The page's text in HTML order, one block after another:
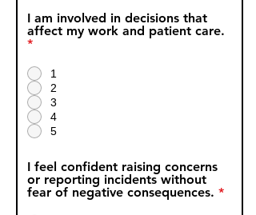
I am involved in decisions that
affect my work and patient care.
*
1
2
3
4
5
I feel confident raising concerns
or reporting incidents without
fear of negative consequences. *